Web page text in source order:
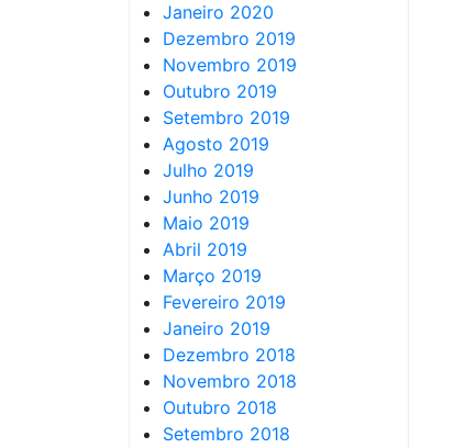
Janeiro 2020
Dezembro 2019
Novembro 2019
Outubro 2019
Setembro 2019
Agosto 2019
Julho 2019
Junho 2019
Maio 2019
Abril 2019
Março 2019
Fevereiro 2019
Janeiro 2019
Dezembro 2018
Novembro 2018
Outubro 2018
Setembro 2018